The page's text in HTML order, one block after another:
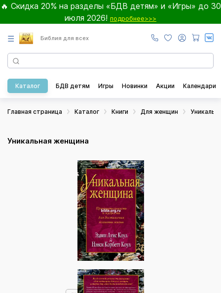
🔥 Скидка 20% на разделы «БДВ детям» и «Игры» до 30
июля 2026! подробнее>>>
☰ Библия для всех
Каталог БДВ детям Игры Новинки Акции Календари
Главная страница Каталог Книги Для женщин
Уникальная женщина